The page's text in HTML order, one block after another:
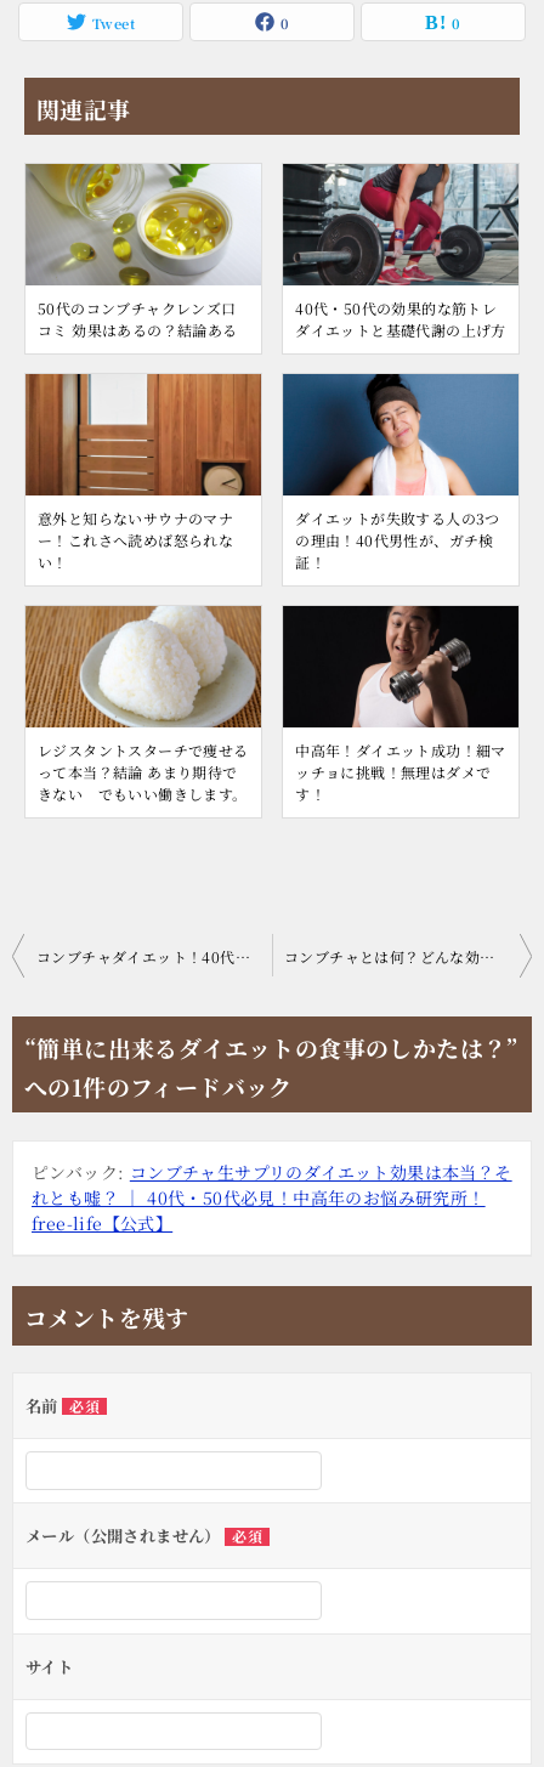
Tweet 0 0
関連記事
50代のコンブチャクレンズ口
コミ 効果はあるの？結論ある
40代・50代の効果的な筋トレ
ダイエットと基礎代謝の上げ方
意外と知らないサウナのマナ
ー！これさへ読めば怒られな
い！
ダイエットが失敗する人の3つ
の理由！40代男性が、ガチ検
証！
レジスタントスターチで痩せる
って本当？結論 あまり期待で
きない でもいい働きします。
中高年！ダイエット成功！細マ
ッチョに挑戦！無理はダメで
す！
投
ナ
ゲ
ョ
コンブチャダイエット！40代・50代の激やせ成功法 コンブチャとは何？どんな効果があるの？
“簡単に出来るダイエットの食事のしかたは？”
への1件のフィードバック
ピンバック: コンブチャ生サプリのダイエット効果は本当？そ
れとも嘘？ ｜ 40代・50代必見！中高年のお悩み研究所！
free-life【公式】
コメントを残す
名前 必須
メール（公開されません） 必須
サイト